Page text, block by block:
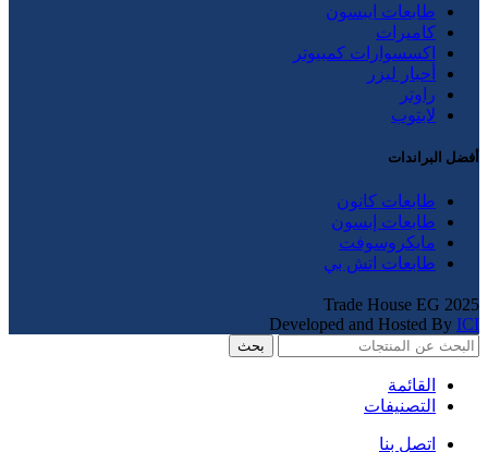
طابعات ايبسون
كاميرات
اكسسوارات كمبيوتر
أحبار ليزر
راوتر
لابتوب
أفضل البراندات
طابعات كانون
طابعات إبسون
مايكروسوفت
طابعات اتش بي
Trade House EG 2025
Developed and Hosted By ICI
بحث
القائمة
التصنيفات
اتصل بنا